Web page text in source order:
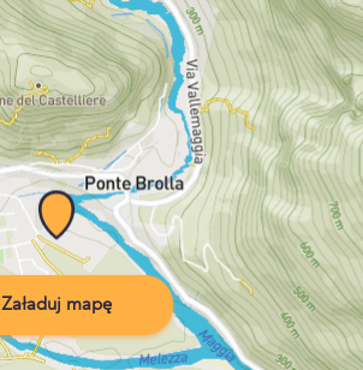
Załaduj mapę